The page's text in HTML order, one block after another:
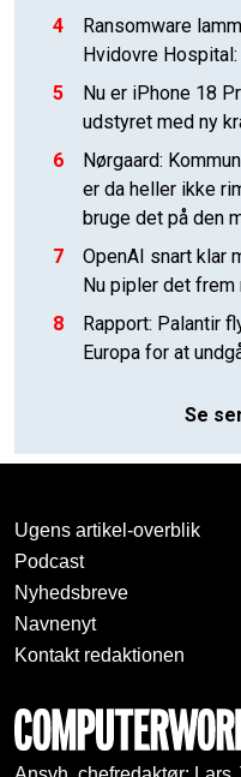
4
Ransomware
Hvidovre
5
Nu er iPhone 18
udstyret med ny
6
Nørgaard:
er da heller ikke
bruge det på den
7
OpenAI snart klar
Nu pipler det
8
Rapport: Palantir
Europa for at
Se
Ugens artikel-overblik
Podcast
Nyhedsbreve
Navnenyt
Kontakt redaktionen